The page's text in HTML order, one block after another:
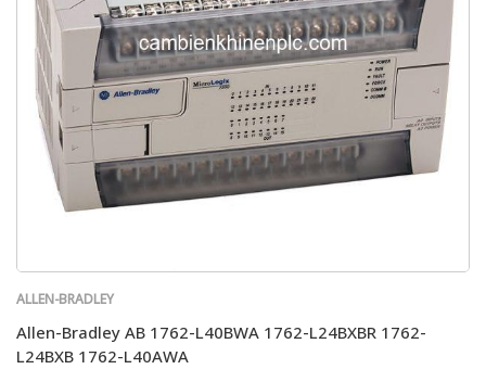
ALLEN-BRADLEY
Allen-Bradley AB 1762-L40BWA 1762-L24BXBR 1762-
L24BXB 1762-L40AWA